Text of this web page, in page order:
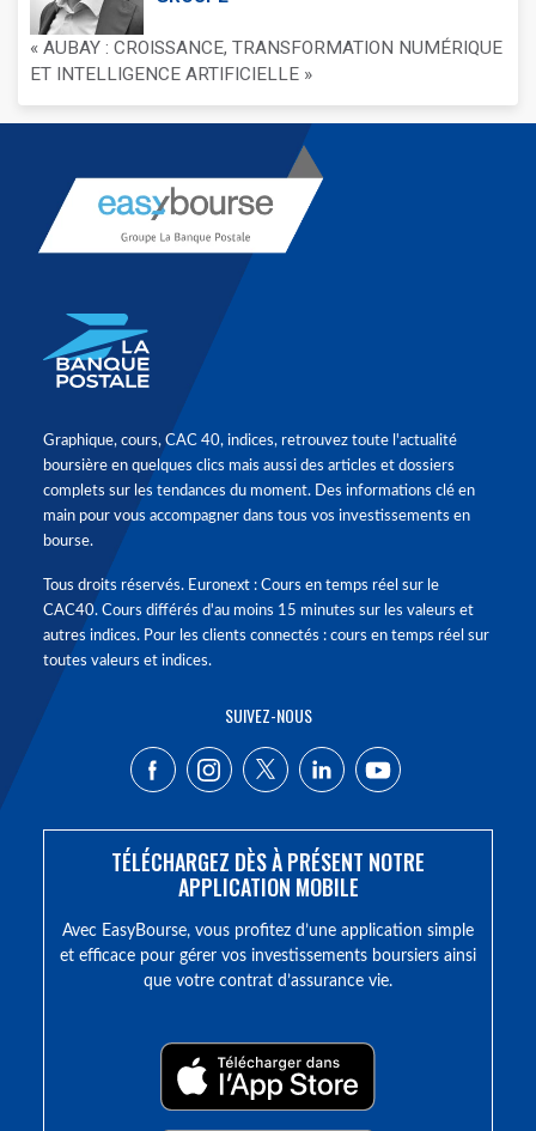
« AUBAY : CROISSANCE, TRANSFORMATION NUMÉRIQUE
ET INTELLIGENCE ARTIFICIELLE »
Graphique, cours, CAC 40, indices, retrouvez toute l'actualité
boursière en quelques clics mais aussi des articles et dossiers
complets sur les tendances du moment. Des informations clé en
main pour vous accompagner dans tous vos investissements en
bourse.
Tous droits réservés. Euronext : Cours en temps réel sur le
CAC40. Cours différés d'au moins 15 minutes sur les valeurs et
autres indices. Pour les clients connectés : cours en temps réel sur
toutes valeurs et indices.
SUIVEZ-NOUS
TÉLÉCHARGEZ DÈS À PRÉSENT NOTRE
APPLICATION MOBILE
Avec EasyBourse, vous profitez d’une application simple
et efficace pour gérer vos investissements boursiers ainsi
que votre contrat d’assurance vie.